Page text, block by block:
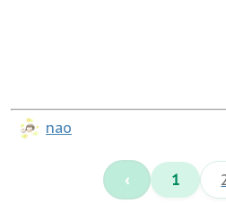
nao
‹ 1